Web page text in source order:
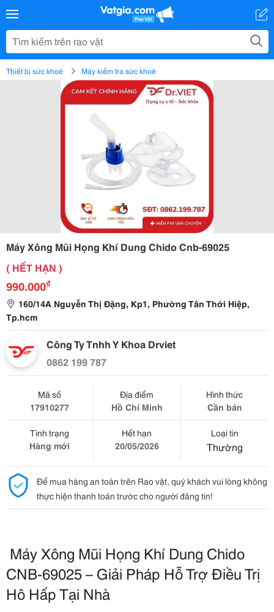
Thiết bị sức khoẻ Máy kiểm tra sức khoẻ
Máy Xông Mũi Họng Khí Dung Chido Cnb-69025
( HẾT HẠN )
990.000₫
160/14A Nguyễn Thị Đặng, Kp1, Phường Tân Thới Hiệp,
Tp.hcm
Công Ty Tnhh Y Khoa Drviet
0862 199 787
Mã số
17910277
Địa điểm
Hồ Chí Minh
Hình thức
Cần bán
Tình trạng
Hàng mới
Hết hạn
20/05/2026
Loại tin
Thường
Để mua hàng an toàn trên Rao vặt, quý khách vui lòng không
thực hiện thanh toán trước cho người đăng tin!
CNB-69025 – Giải Pháp Hỗ Trợ Điều Trị
Hô Hấp Tại Nhà